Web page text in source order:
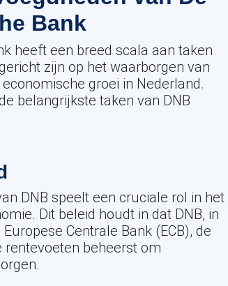
Bank
heeft een breed scala aan taken
zijn op het waarborgen van
groei in Nederland.
belangrijkste taken van DNB
DNB speelt een cruciale rol in het
Dit beleid houdt in dat DNB, in
Centrale Bank (ECB), de
rentevoeten beheerst om